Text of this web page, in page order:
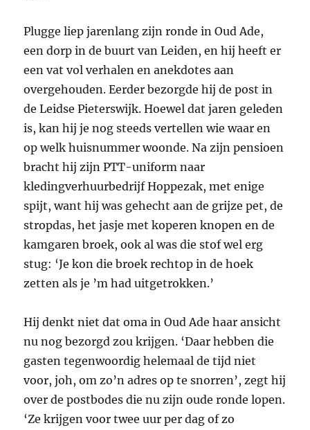
Plugge liep jarenlang zijn ronde in Oud Ade,
een dorp in de buurt van Leiden, en hij heeft er
een vat vol verhalen en anekdotes aan
overgehouden. Eerder bezorgde hij de post in
de Leidse Pieterswijk. Hoewel dat jaren geleden
is, kan hij je nog steeds vertellen wie waar en
op welk huisnummer woonde. Na zijn pensioen
bracht hij zijnPTT-uniform naar
kledingverhuurbedrijf Hoppezak, met enige
spijt, want hij was gehecht aan de grijze pet, de
stropdas, het jasje met koperen knopen en de
kamgaren broek, ook al was die stof wel erg
stug: ‘Je kon die broek rechtop in de hoek
zetten als je ’m had uitgetrokken.’
Hij denkt niet dat oma in Oud Ade haar ansicht
nu nog bezorgd zou krijgen. ‘Daar hebben die
gasten tegenwoordig helemaal de tijd niet
voor, joh, om zo’n adres op te snorren’, zegt hij
over de postbodes die nu zijn oude ronde lopen.
‘Ze krijgen voor twee uur per dag of zo